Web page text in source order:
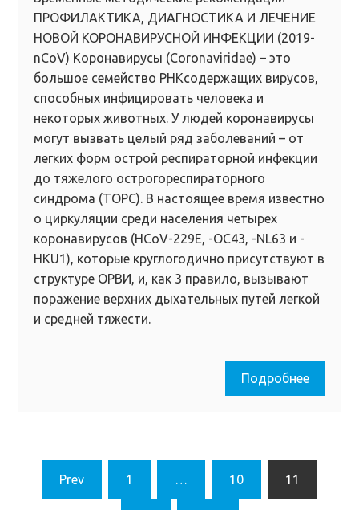
ПРОФИЛАКТИКА, ДИАГНОСТИКА И ЛЕЧЕНИЕ
НОВОЙ КОРОНАВИРУСНОЙ ИНФЕКЦИИ (2019-
nCoV) Коронавирусы (Coronaviridae) – это
большое семейство РНКсодержащих вирусов,
способных инфицировать человека и
некоторых животных. У людей коронавирусы
могут вызвать целый ряд заболеваний – от
легких форм острой респираторной инфекции
до тяжелого острогореспираторного
синдрома (ТОРС). В настоящее время известно
о циркуляции среди населения четырех
коронавирусов (HCoV-229E, -OC43, -NL63 и -
HKU1), которые круглогодично присутствуют в
структуре ОРВИ, и, как 3 правило, вызывают
поражение верхних дыхательных путей легкой
и средней тяжести.
Подробнее
Пагинация
Prev 1 … 10 11